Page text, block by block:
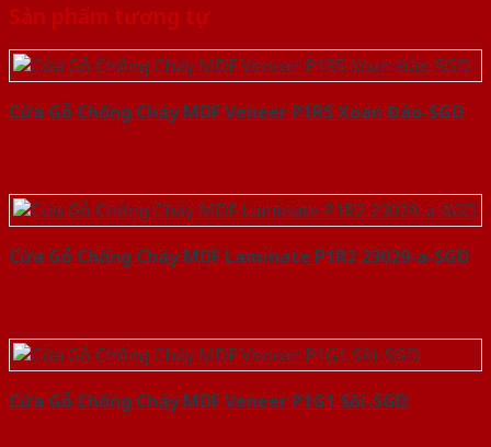
Sản phẩm tương tự
Cửa Gỗ Chống Cháy MDF Veneer P1R5 Xoan Đào-SGD
Cửa Gỗ Chống Cháy MDF Laminate P1R2 23029-a-SGD
Cửa Gỗ Chống Cháy MDF Veneer P1G1 Sồi-SGD